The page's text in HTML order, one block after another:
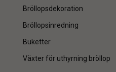
Bröllopsdekoration
Bröllopsinredning
Buketter
Växter för uthyrning bröllop